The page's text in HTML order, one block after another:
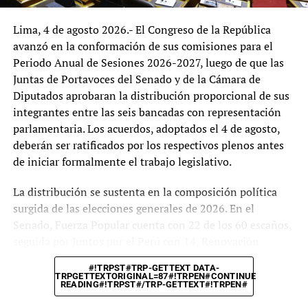
necesidades del agro peruano.
Lima, 4 de agosto 2026.- El Congreso de la República
avanzó en la conformación de sus comisiones para el
Periodo Anual de Sesiones 2026-2027, luego de que las
Juntas de Portavoces del Senado y de la Cámara de
Diputados aprobaran la distribución proporcional de sus
integrantes entre las seis bancadas con representación
parlamentaria. Los acuerdos, adoptados el 4 de agosto,
deberán ser ratificados por los respectivos plenos antes
de iniciar formalmente el trabajo legislativo.
La distribución se sustenta en la composición política
surgida de las elecciones generales de 2026. En el
Senado, Fuerza Popular cuenta con 22 de los 60 escaños,
Popular con 8, Partido del Buen Gobierno con 7, Partido
Cívico Obras con 5 y Ahora Nación con 4. En la Cámara
de Diputados, Fuerza Popular posee 41 de los 130
#!TRPST#TRP-GETTEXT DATA-
TRPGETTEXTORIGINAL=87#!TRPEN#CONTINUE
READING#!TRPST#/TRP-GETTEXT#!TRPEN#